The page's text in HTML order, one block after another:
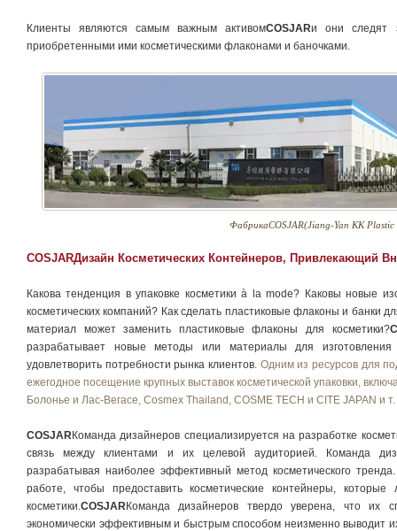
Клиенты являются самым важным активомCOSJARи они следят
приобретенными ими косметическими флаконами и баночками.
ФабрикаCOSJAR(Jiang-Yan KK Plastic
COSJARДизайн Косметических Контейнеров, Привлекающий
Какова тенденция в упаковке косметики à la mode? Каковы новые
косметических компаний? Как сделать пластиковые флаконы и банки
материал может заменить пластиковые флаконы для косметики?
разрабатывает новые методы или материалы для
удовлетворить потребности рынка клиентов. Одним из ресурсов для
ежегодное посещение крупных выставок косметической упаковки,
Болонье и Лас-Вегасе, Cosmex Thailand, COSME TECH и CITE JAPAN и т.
COSJARКоманда дизайнеров специализируется на разработке
связь между клиентами и их целевой аудиторией. Команда
разрабатывая наиболее эффективный метод косметического
работе, чтобы предоставить косметические контейнеры,
косметики.COSJARКоманда дизайнеров твердо уверена, что их
экономически эффективным и быстрым способом неизменно выводит